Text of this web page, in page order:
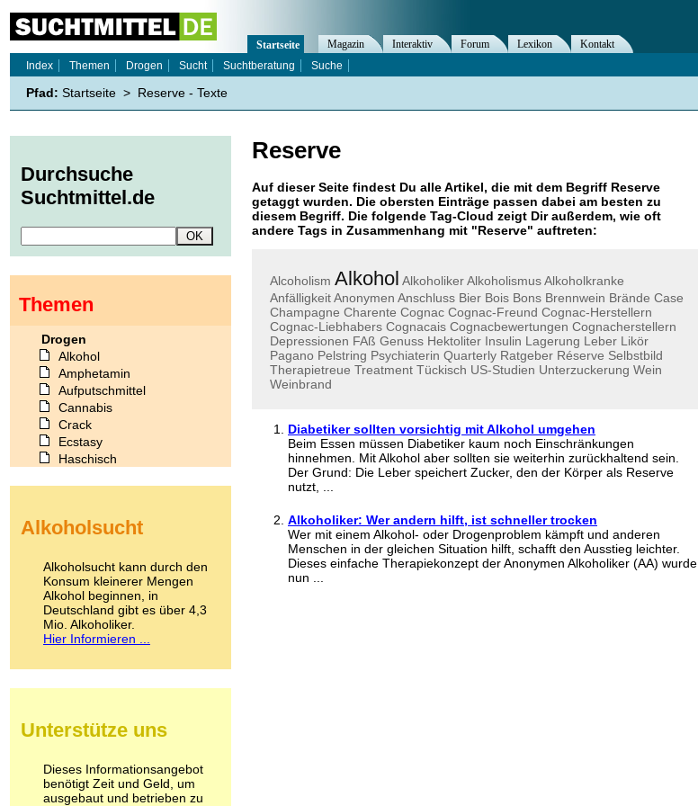
Reserve
Auf dieser Seite findest Du alle Artikel, die mit dem Begriff Reserve
getaggt wurden. Die obersten Einträge passen dabei am besten zu
diesem Begriff. Die folgende Tag-Cloud zeigt Dir außerdem, wie oft
andere Tags in Zusammenhang mit "Reserve" auftreten:
Alcoholism Alkohol AlkoholikerAlkoholismusAlkoholkranke
AnfälligkeitAnonymen Anschluss Bier Bois Bons Brennwein Brände Case
Champagne Charente Cognac Cognac-Freund Cognac-Herstellern
Cognac-Liebhabers Cognacais Cognacbewertungen Cognacherstellern
Depressionen FAß Genuss Hektoliter Insulin Lagerung Leber Likör
Pagano Pelstring Psychiaterin Quarterly Ratgeber Réserve Selbstbild
Therapietreue Treatment Tückisch US-Studien Unterzuckerung Wein
Weinbrand
Diabetiker sollten vorsichtig mit Alkohol umgehen
Beim Essen müssen Diabetiker kaum noch Einschränkungen
hinnehmen. Mit Alkohol aber sollten sie weiterhin zurückhaltend sein.
Der Grund: Die Leber speichert Zucker, den der Körper als Reserve
nutzt, ...
Alkoholiker: Wer andern hilft, ist schneller trocken
Wer mit einem Alkohol- oder Drogenproblem kämpft und anderen
Menschen in der gleichen Situation hilft, schafft den Ausstieg leichter.
Dieses einfache Therapiekonzept der Anonymen Alkoholiker (AA) wurde
nun ...
Startseite Magazin Interaktiv Forum Lexikon
Kontakt
Index
Themen Drogen Sucht Suchtberatung Suche
Pfad: Startseite > Reserve - Texte
Durchsuche
Suchtmittel.de
Themen
Drogen
Alkohol
Amphetamin
Aufputschmittel
Cannabis
Crack
Ecstasy
Haschisch
Kokain
LSD
Marihuana
Medikamente
Meskalin
Metamphetamin
Methadon
Pilze
Psychopharmaka
Schlafmittel
Schmerzmittel
Alkoholsucht
Alkoholsucht kann durch den
Konsum kleinerer Mengen
Alkohol beginnen, in
Deutschland gibt es über 4,3
Mio. Alkoholiker.
Hier Informieren ...
Unterstütze uns
Dieses Informationsangebot
benötigt Zeit und Geld, um
ausgebaut und betrieben zu